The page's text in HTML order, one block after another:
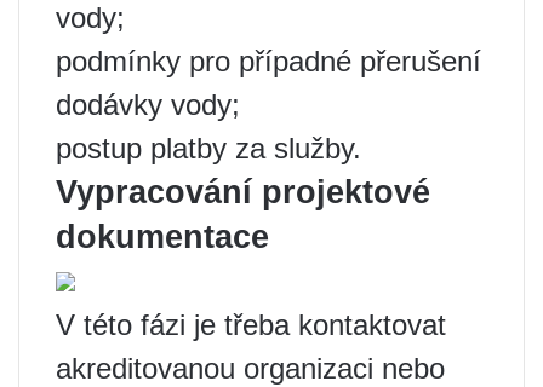
vody;
podmínky pro případné přerušení
dodávky vody;
postup platby za služby.
Vypracování projektové
dokumentace
V této fázi je třeba kontaktovat
akreditovanou organizaci nebo